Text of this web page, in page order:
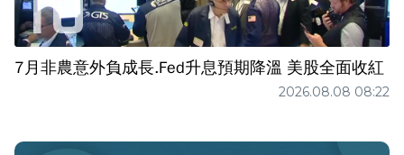
7月非農意外負成長.Fed升息預期降溫 美股全面收紅
2026.08.08 08:22